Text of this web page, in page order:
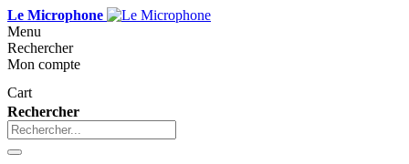
Le Microphone
Menu
Rechercher
Mon compte
Cart
Rechercher